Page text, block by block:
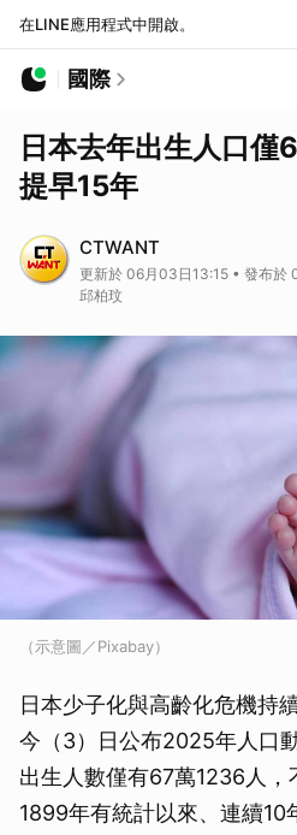
在LINE應用程式中開啟。
國際
日本去年出生人口
提早15年
CTWANT
更新於 06月03日13:15 • 發布於
邱柏玟
（示意圖／Pixabay）
日本少子化與高齡化危機持
今（3）日公布2025年人口
出生人數僅有67萬1236人，
1899年有統計以來、連續10